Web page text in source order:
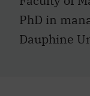
PhD in
Dauphine